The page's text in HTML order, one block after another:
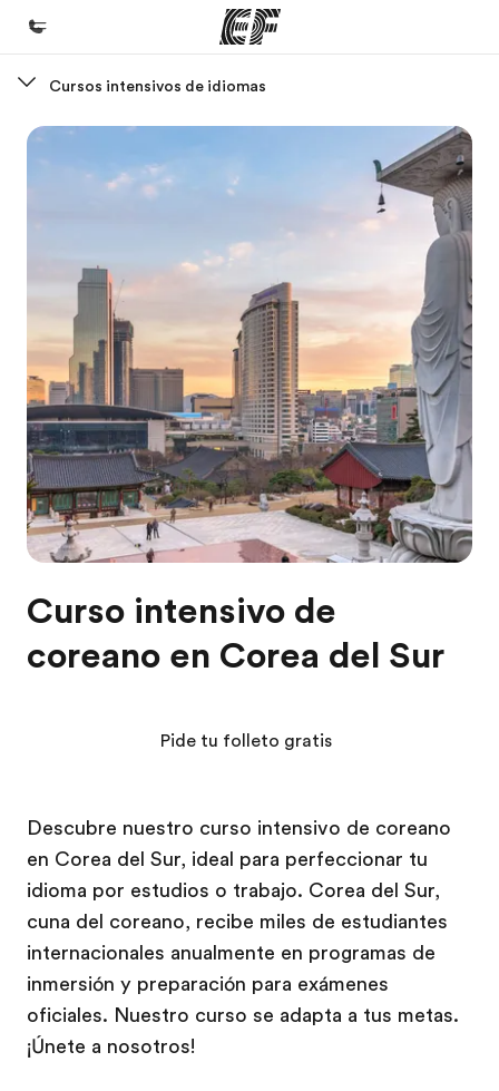
Bienvenido a EF
Programas
Oficinas
Encuentra una oficina
Sobre nosotros
Quiénes somos
Trabajos
Únete al equipo
Cursos intensivos de idiomas
Curso intensivo de
coreano en Corea del Sur
Descubre nuestro curso intensivo de coreano
en Corea del Sur, ideal para perfeccionar tu
idioma por estudios o trabajo. Corea del Sur,
cuna del coreano, recibe miles de estudiantes
internacionales anualmente en programas de
inmersión y preparación para exámenes
oficiales. Nuestro curso se adapta a tus metas.
¡Únete a nosotros!
Pide tu folleto gratis